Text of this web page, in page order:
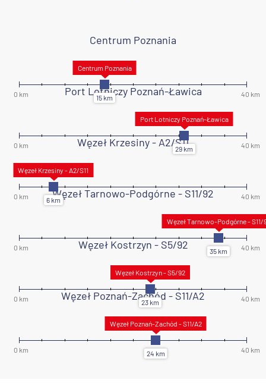
Centrum Poznania
Port Lotniczy Poznań-Ławica
Węzeł Krzesiny - A2/S11
Węzeł Tarnowo-Podgórne - S11/92
Węzeł Kostrzyn - S5/92
Węzeł Poznań-Zachód - S11/A2